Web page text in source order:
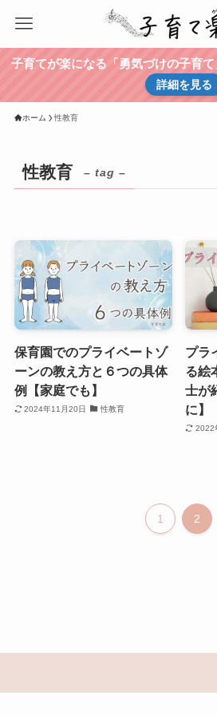
子育てが楽になる「勇気づけの子育て
詳細を見る
ホーム 性教育
性教育 – tag –
保育園でのプライベートゾ
ーンの教え方と６つの具体
例【家庭でも】
2024年11月20日 性教育
プラ
る絵
士が
に】
2022
1 2